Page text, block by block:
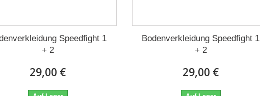
Speedfight 1
+ 2
29,00 €
Bodenverkleidung Speedfight 1
+ 2
29,00 €